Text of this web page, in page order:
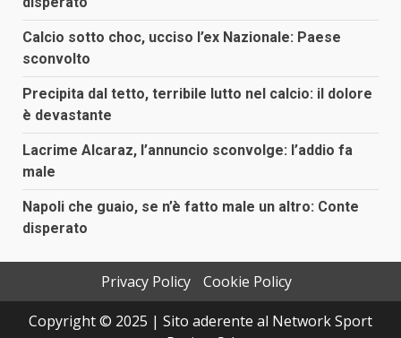
Calcio sotto choc, ucciso l’ex Nazionale: Paese
sconvolto
Precipita dal tetto, terribile lutto nel calcio: il dolore
è devastante
Lacrime Alcaraz, l’annuncio sconvolge: l’addio fa
male
Napoli che guaio, se n’è fatto male un altro: Conte
disperato
Privacy Policy
Cookie Policy
Copyright © 2025 | Sito aderente al Network Sport